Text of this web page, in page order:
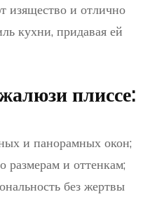
изящество и отлично
кухни, придавая ей
плиссе:
и панорамных окон;
размерам и оттенкам;
без жертвы